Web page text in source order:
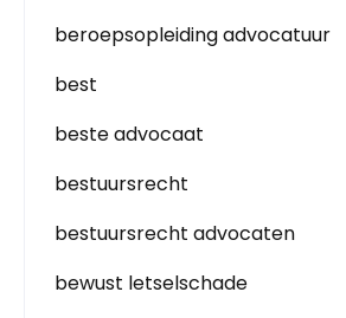
beroepsopleiding advocatuur
best
beste advocaat
bestuursrecht
bestuursrecht advocaten
bewust letselschade